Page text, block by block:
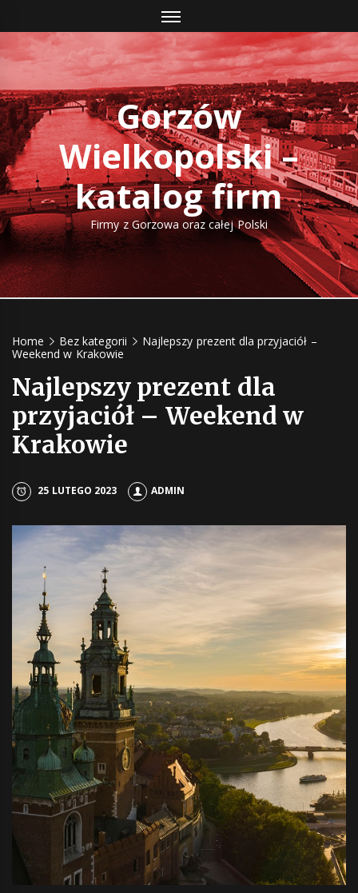
to
content
Gorzów
Wielkopolski –
katalog firm
Firmy z Gorzowa oraz całej Polski
Home Bez kategorii
Najlepszy prezent dla przyjaciół –
Weekend w Krakowie
Najlepszy prezent dla
przyjaciół – Weekend w
Krakowie
25 LUTEGO 2023 ADMIN